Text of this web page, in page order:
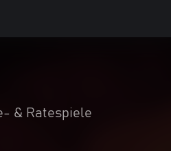
& Ratespiele